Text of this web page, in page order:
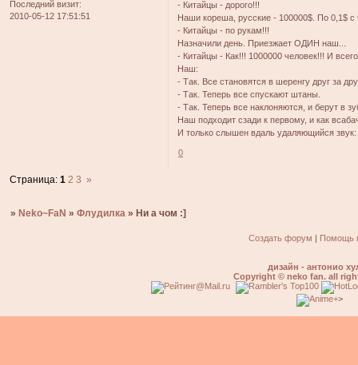
Последний визит:
2010-05-12 17:51:51
- Китайцы - дорого!!!
Наши кореша, русские - 100000$. По 0,1$ с
- Китайцы - по рукам!!!
Назначили день. Приезжает ОДИН наш...
- Китайцы - Как!!! 1000000 человек!!! И
Наш:
- Так. Все становятся в шеренгу друг за
- Так. Теперь все спускают штаны.
- Так. Теперь все наклоняются, и берут в
Наш подходит сзади к первому, и как
И только слышен вдаль удаляющийся
0
Страница:1 2 3 »
»Neko~FaN »Флудилка »Ни а чом :]
Создать форум | Помощь
дизайн - антонио
Copyright © neko fan. all
>